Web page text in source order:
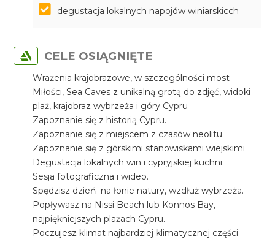
degustacja lokalnych napojów winiarskicch
CELE OSIĄGNIĘTE
Wrażenia krajobrazowe, w szczególności most
Miłości, Sea Caves z unikalną grotą do zdjęć, widoki
plaż, krajobraz wybrzeża i góry Cypru
Zapoznanie się z historią Cypru.
Zapoznanie się z miejscem z czasów neolitu.
Zapoznanie się z górskimi stanowiskami wiejskimi
Degustacja lokalnych win i cypryjskiej kuchni.
Sesja fotograficzna i wideo.
Spędzisz dzień na łonie natury, wzdłuż wybrzeża.
Popływasz na Nissi Beach lub Konnos Bay,
najpiękniejszych plażach Cypru.
Poczujesz klimat najbardziej klimatycznej części